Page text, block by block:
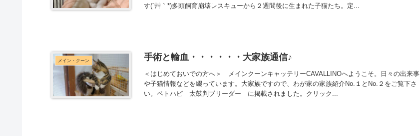
す(´艸｀*)多頭飼育崩壊レスキューから２週間後に生まれた子猫たち。定...
メイン・クーン 手術と輸血・・・・・・大家族通信♪
＜はじめておいでの方へ＞ メインクーンキャッテリーCAVALLINOへようこそ。日々の出来事
や子猫情報などを綴っています。大家族ですので、わが家の家族紹介No.１とNo.２をご覧下さ
い。ペトハピ 太鼓判ブリーダー に掲載されました。クリック...